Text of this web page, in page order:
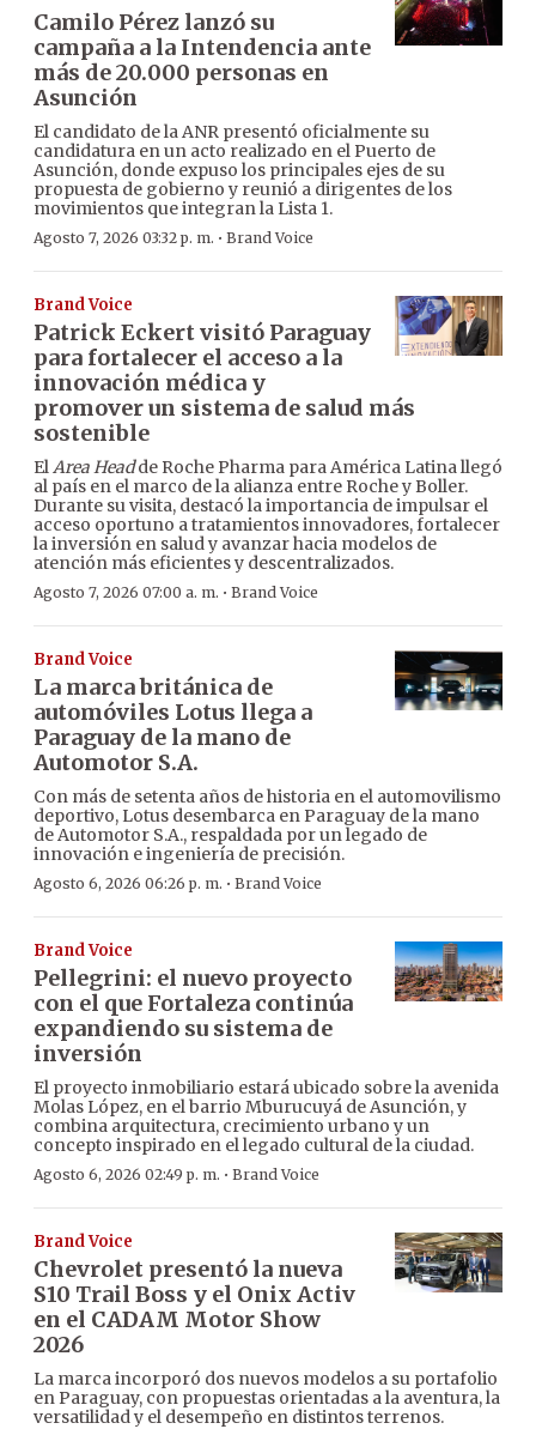
Camilo Pérez lanzó su
campaña a la Intendencia ante
más de 20.000 personas en
Asunción
El candidato de la ANR presentó oficialmente su
candidatura en un acto realizado en el Puerto de
Asunción, donde expuso los principales ejes de su
propuesta de gobierno y reunió a dirigentes de los
movimientos que integran la Lista 1.
Agosto 7, 2026 03:32 p. m. · Brand Voice
Brand Voice
Patrick Eckert visitó Paraguay
para fortalecer el acceso a la
innovación médica y
promover un sistema de salud más
sostenible
ElArea Headde Roche Pharma para América Latina llegó
al país en el marco de la alianza entre Roche y Boller.
Durante su visita, destacó la importancia de impulsar el
acceso oportuno a tratamientos innovadores, fortalecer
la inversión en salud y avanzar hacia modelos de
atención más eficientes y descentralizados.
Agosto 7, 2026 07:00 a. m. · Brand Voice
Brand Voice
La marca británica de
automóviles Lotus llega a
Paraguay de la mano de
Automotor S.A.
Con más de setenta años de historia en el automovilismo
deportivo, Lotus desembarca en Paraguay de la mano
de Automotor S.A., respaldada por un legado de
innovación e ingeniería de precisión.
Agosto 6, 2026 06:26 p. m. · Brand Voice
Brand Voice
Pellegrini: el nuevo proyecto
con el que Fortaleza continúa
expandiendo su sistema de
inversión
El proyecto inmobiliario estará ubicado sobre la avenida
Molas López, en el barrio Mburucuyá de Asunción, y
combina arquitectura, crecimiento urbano y un
concepto inspirado en el legado cultural de la ciudad.
Agosto 6, 2026 02:49 p. m. · Brand Voice
Brand Voice
Chevrolet presentó la nueva
S10 Trail Boss y el Onix Activ
en el CADAM Motor Show
2026
La marca incorporó dos nuevos modelos a su portafolio
en Paraguay, con propuestas orientadas a la aventura, la
versatilidad y el desempeño en distintos terrenos.